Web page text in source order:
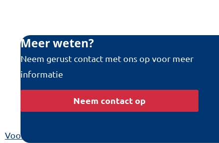
Meer weten?
Neem gerust contact met ons op voor meer
informatie
Neem contact op
Voordelen IT recruitment bureau